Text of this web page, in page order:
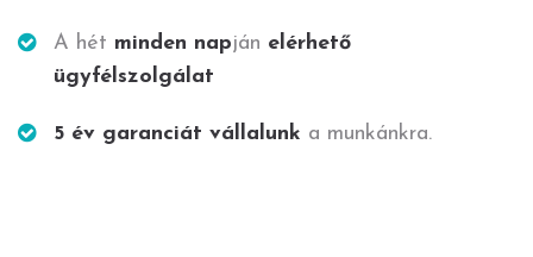
A hét minden napján elérhető
ügyfélszolgálat
5 év garanciát vállalunk a munkánkra.